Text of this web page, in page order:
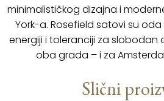
minimalističkog dizajna i
York-a. Rosefield satovi su
energiji i toleranciji za slobodan
oba grada – i za
Slični